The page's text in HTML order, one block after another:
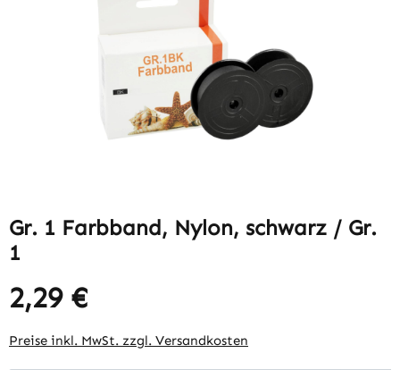
Gr. 1 Farbband, Nylon, schwarz / Gr.
1
Regulärer Preis:
2,29 €
Preise inkl. MwSt. zzgl. Versandkosten